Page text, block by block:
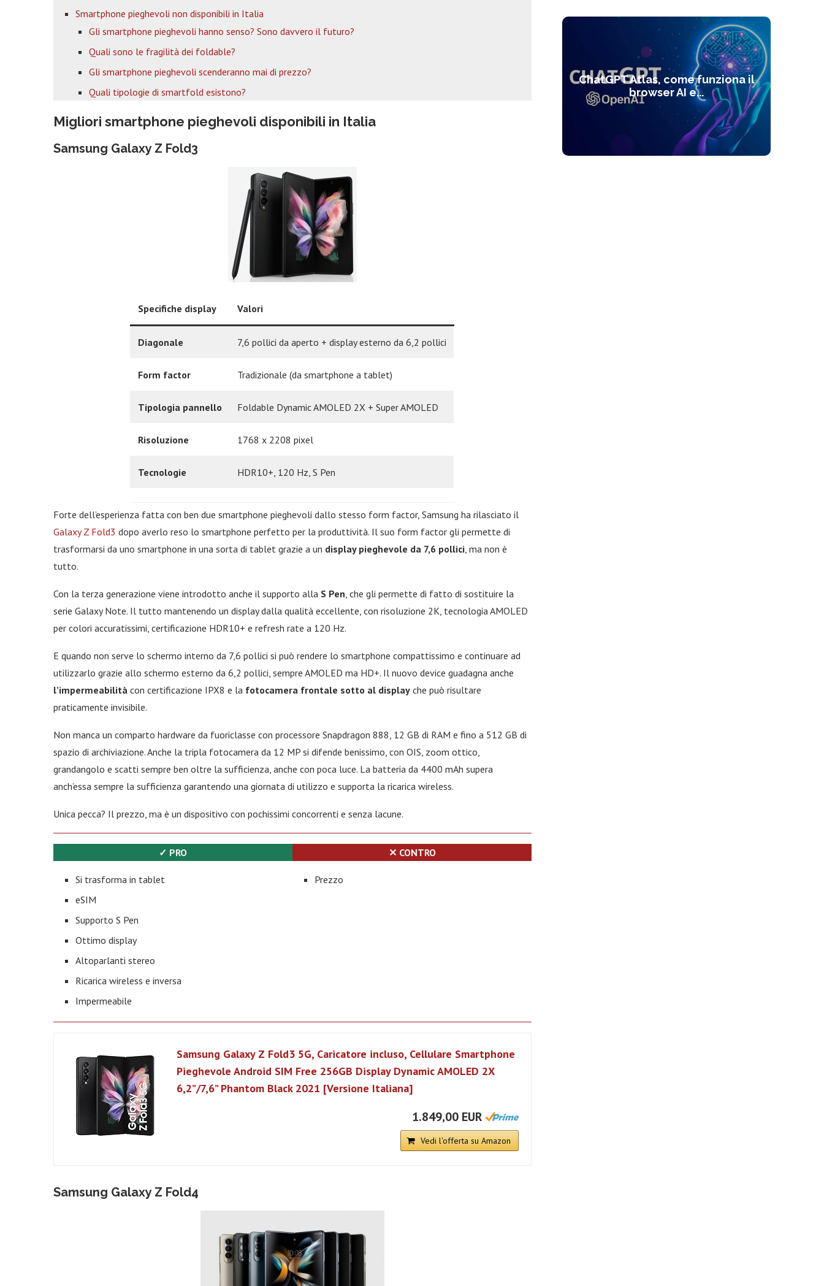
Smartphone pieghevoli non disponibili in Italia
Gli smartphone pieghevoli hanno senso? Sono davvero il futuro?
Quali sono le fragilità dei foldable?
Gli smartphone pieghevoli scenderanno mai di prezzo?
Quali tipologie di smartfold esistono?
Migliori smartphone pieghevoli disponibili in Italia
Samsung Galaxy Z Fold3
Specifiche display Valori
Diagonale 7,6 pollici da aperto + display esterno da 6,2 pollici
Form factor Tradizionale (da smartphone a tablet)
Tipologia pannello Foldable Dynamic AMOLED 2X + Super AMOLED
Risoluzione 1768 x 2208 pixel
Tecnologie HDR10+, 120 Hz, S Pen
Forte dell’esperienza fatta con ben due smartphone pieghevoli dallo stesso form factor, Samsung ha rilasciato il
Galaxy Z Fold3 dopo averlo reso lo smartphone perfetto per la produttività. Il suo form factor gli permette di
trasformarsi da uno smartphone in una sorta di tablet grazie a un display pieghevole da 7,6 pollici, ma non è
tutto.
Con la terza generazione viene introdotto anche il supporto alla S Pen, che gli permette di fatto di sostituire la
serie Galaxy Note. Il tutto mantenendo un display dalla qualità eccellente, con risoluzione 2K, tecnologia AMOLED
per colori accuratissimi, certificazione HDR10+ e refresh rate a 120 Hz.
E quando non serve lo schermo interno da 7,6 pollici si può rendere lo smartphone compattissimo e continuare ad
utilizzarlo grazie allo schermo esterno da 6,2 pollici, sempre AMOLED ma HD+. Il nuovo device guadagna anche
l’impermeabilità con certificazione IPX8 e la fotocamera frontale sotto al display che può risultare
praticamente invisibile.
Non manca un comparto hardware da fuoriclasse con processore Snapdragon 888, 12 GB di RAM e fino a 512 GB di
spazio di archiviazione. Anche la tripla fotocamera da 12 MP si difende benissimo, con OIS, zoom ottico,
grandangolo e scatti sempre ben oltre la sufficienza, anche con poca luce. La batteria da 4400 mAh supera
anch’essa sempre la sufficienza garantendo una giornata di utilizzo e supporta la ricarica wireless.
Unica pecca? Il prezzo, ma è un dispositivo con pochissimi concorrenti e senza lacune.
✓ PRO
Si trasforma in tablet
eSIM
Supporto S Pen
Ottimo display
Altoparlanti stereo
Ricarica wireless e inversa
Impermeabile
✕ CONTRO
Prezzo
Samsung Galaxy Z Fold3 5G, Caricatore incluso, Cellulare Smartphone
Pieghevole Android SIM Free 256GB Display Dynamic AMOLED 2X
6,2”/7,6” Phantom Black 2021 [Versione Italiana]
1.849,00 EUR
Vedi l'offerta su Amazon
Samsung Galaxy Z Fold4
ChatGPT Atlas, come funziona il
browser AI e...